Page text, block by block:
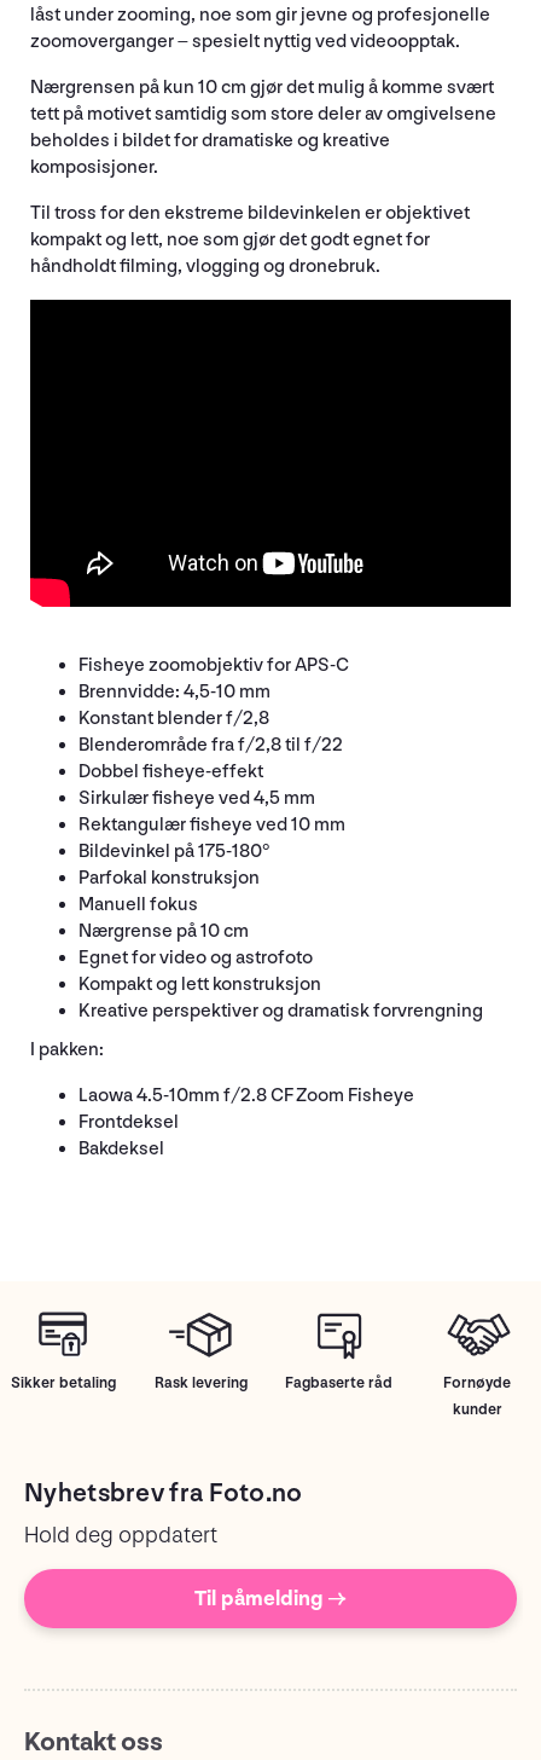
låst under zooming, noe som gir jevne og profesjonelle
zoomoverganger – spesielt nyttig ved videoopptak.
Nærgrensen på kun 10 cm gjør det mulig å komme svært
tett på motivet samtidig som store deler av omgivelsene
beholdes i bildet for dramatiske og kreative
komposisjoner.
Til tross for den ekstreme bildevinkelen er objektivet
kompakt og lett, noe som gjør det godt egnet for
håndholdt filming, vlogging og dronebruk.
Fisheye zoomobjektiv for APS-C
Brennvidde: 4,5-10 mm
Konstant blender f/2,8
Blenderområde fra f/2,8 til f/22
Dobbel fisheye-effekt
Sirkulær fisheye ved 4,5 mm
Rektangulær fisheye ved 10 mm
Bildevinkel på 175-180°
Parfokal konstruksjon
Manuell fokus
Nærgrense på 10 cm
Egnet for video og astrofoto
Kompakt og lett konstruksjon
Kreative perspektiver og dramatisk forvrengning
I pakken:
Laowa 4.5-10mm f/2.8 CF Zoom Fisheye
Frontdeksel
Bakdeksel
Sikker betaling Rask levering Fagbaserte råd
Fornøyde
kunder
Nyhetsbrev fra Foto.no
Hold deg oppdatert
Til påmelding →
Kontakt oss